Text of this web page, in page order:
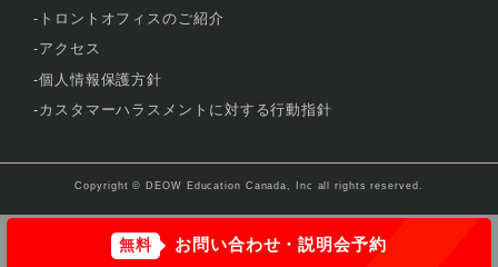
トロントオフィスのご紹介
アクセス
個人情報保護方針
カスタマーハラスメントに対する行動指針
Copyright © DEOW Education Canada, Inc all rights reserved.
無料 お問い合わせ・説明会予約